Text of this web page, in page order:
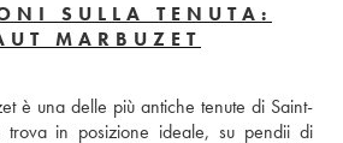
SULLA TENUTA:
MARBUZET
è una delle più antiche tenute di Saint-